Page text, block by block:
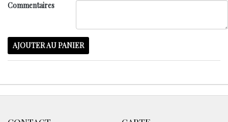
Commentaires
AJOUTER AU PANIER